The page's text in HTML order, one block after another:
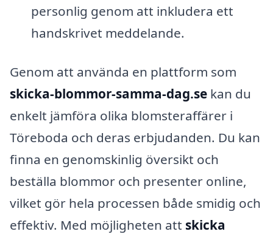
personlig genom att inkludera ett
handskrivet meddelande.
Genom att använda en plattform som
skicka-blommor-samma-dag.se kan du
enkelt jämföra olika blomsteraffärer i
Töreboda och deras erbjudanden. Du kan
finna en genomskinlig översikt och
beställa blommor och presenter online,
vilket gör hela processen både smidig och
effektiv. Med möjligheten att skicka